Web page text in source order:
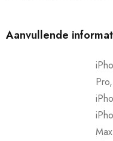
Aanvullende